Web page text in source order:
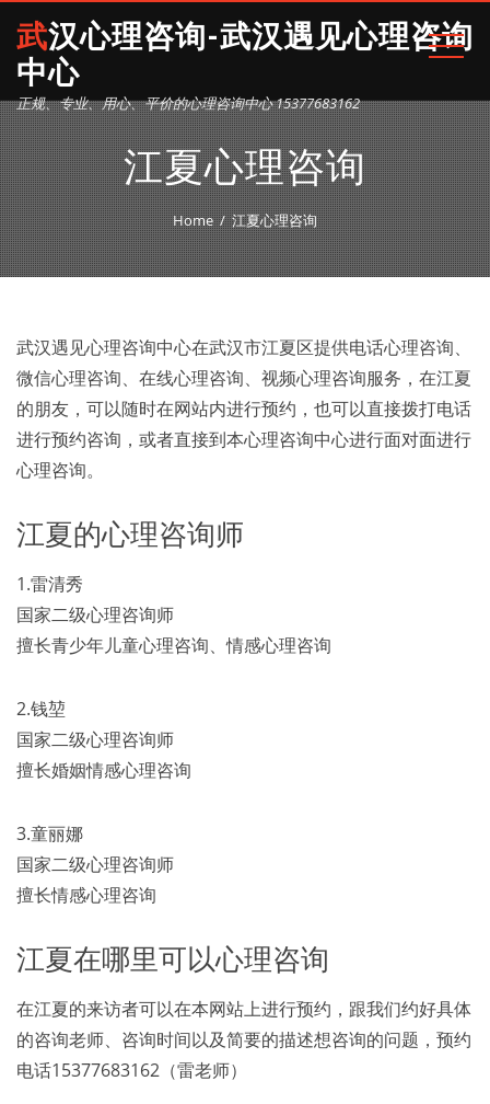
武汉心理咨询-武汉遇见心理咨询
中心
正规、专业、用心、平价的心理咨询中心 15377683162
江夏心理咨询
Home 江夏心理咨询
武汉遇见心理咨询中心在武汉市江夏区提供电话心理咨询、
微信心理咨询、在线心理咨询、视频心理咨询服务，在江夏
的朋友，可以随时在网站内进行预约，也可以直接拨打电话
进行预约咨询，或者直接到本心理咨询中心进行面对面进行
心理咨询。
江夏的心理咨询师
1.雷清秀
国家二级心理咨询师
擅长青少年儿童心理咨询、情感心理咨询
2.钱堃
国家二级心理咨询师
擅长婚姻情感心理咨询
3.童丽娜
国家二级心理咨询师
擅长情感心理咨询
江夏在哪里可以心理咨询
在江夏的来访者可以在本网站上进行预约，跟我们约好具体
的咨询老师、咨询时间以及简要的描述想咨询的问题，预约
电话15377683162（雷老师）